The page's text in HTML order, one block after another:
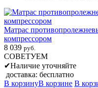
Матрас
компрессором
8 039 руб.
СОВЕТУЕМ
✔Наличие уточняйте
доставка: бесплатно
В корзинуВ корзине В